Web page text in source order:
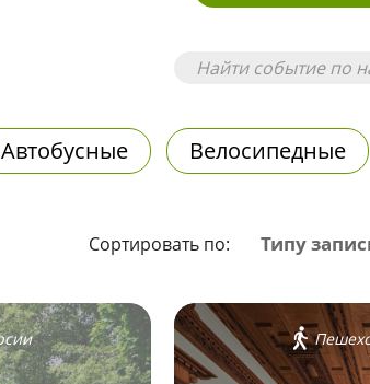
Автобусные Велосипедные
Сортировать по: Типу